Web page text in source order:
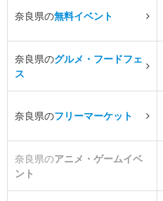
奈良県の無料イベント
奈良県のグルメ・フードフェ
ス
奈良県のフリーマーケット
奈良県のアニメ・ゲームイベ
ント